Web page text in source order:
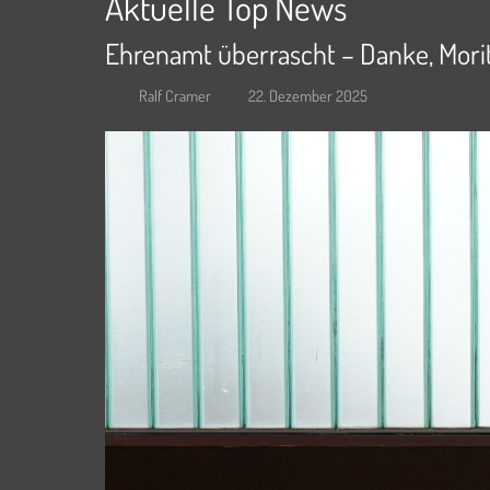
Ehrenamt überrascht – Danke,
Ralf Cramer 22. Dezember 2025